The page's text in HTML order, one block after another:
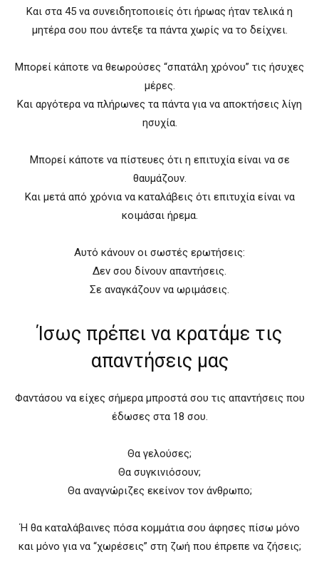
Και στα 45 να συνειδητοποιείς ότι ήρωας ήταν τελικά η
μητέρα σου που άντεξε τα πάντα χωρίς να το δείχνει.
Μπορεί κάποτε να θεωρούσες “σπατάλη χρόνου” τις ήσυχες
μέρες.
Και αργότερα να πλήρωνες τα πάντα για να αποκτήσεις λίγη
ησυχία.
Μπορεί κάποτε να πίστευες ότι η επιτυχία είναι να σε
θαυμάζουν.
Και μετά από χρόνια να καταλάβεις ότι επιτυχία είναι να
κοιμάσαι ήρεμα.
Αυτό κάνουν οι σωστές ερωτήσεις:
Δεν σου δίνουν απαντήσεις.
Σε αναγκάζουν να ωριμάσεις.
Ίσως πρέπει να κρατάμε τις
απαντήσεις μας
Φαντάσου να είχες σήμερα μπροστά σου τις απαντήσεις που
έδωσες στα 18 σου.
Θα γελούσες;
Θα συγκινιόσουν;
Θα αναγνώριζες εκείνον τον άνθρωπο;
Ή θα καταλάβαινες πόσα κομμάτια σου άφησες πίσω μόνο
και μόνο για να “χωρέσεις” στη ζωή που έπρεπε να ζήσεις;